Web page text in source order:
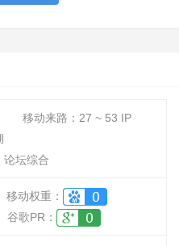
移动来路： 27 ~ 53 IP
论坛综合
移动权重：
谷歌PR：